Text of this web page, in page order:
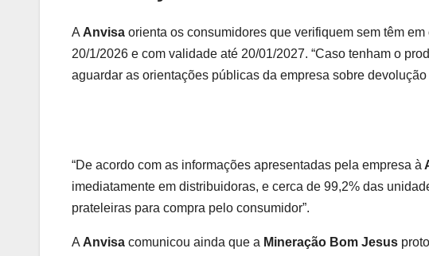
A Anvisa orienta os consumidores que verifiquem sem têm
20/1/2026 e com validade até 20/01/2027. “Caso tenham o
aguardar as orientações públicas da empresa sobre devolução
“De acordo com as informações apresentadas pela empresa à
imediatamente em distribuidoras, e cerca de 99,2% das
prateleiras para compra pelo consumidor”.
A Anvisa comunicou ainda que a Mineração Bom Jesus